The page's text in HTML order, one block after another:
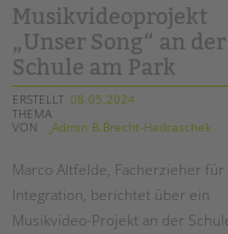
der
berliner
wasserbetriebe
Musikvideoprojekt
„Unser Song“ an der
Schule am Park
ERSTELLT 08.05.2024
THEMA
VON
_Admin B.Brecht-Hadraschek
Marco Altfelde, Facherzieher für
Integration, berichtet über ein
Musikvideo-Projekt an der